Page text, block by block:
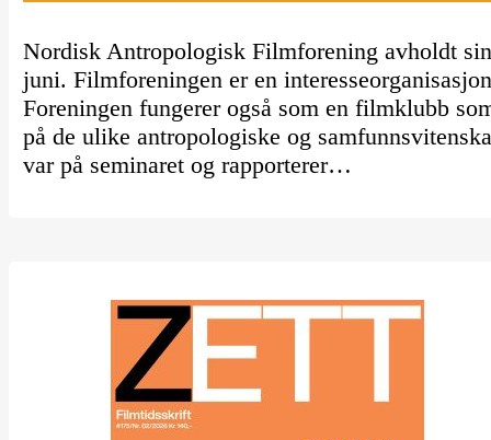
Nordisk Antropologisk Filmforening avholdt
juni. Filmforeningen er en
Foreningen fungerer også som en filmklubb
på de ulike antropologiske og
var på seminaret og rapporterer…